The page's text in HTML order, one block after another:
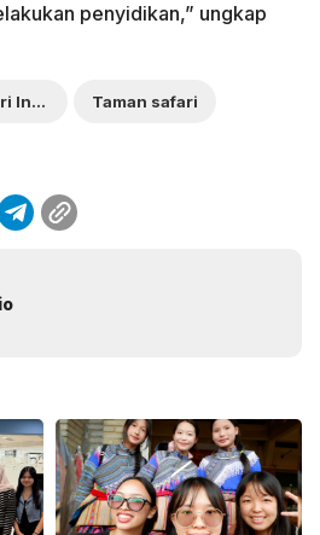
penyidikan,” ungkap
Taman Safari Indonesia Taman safari